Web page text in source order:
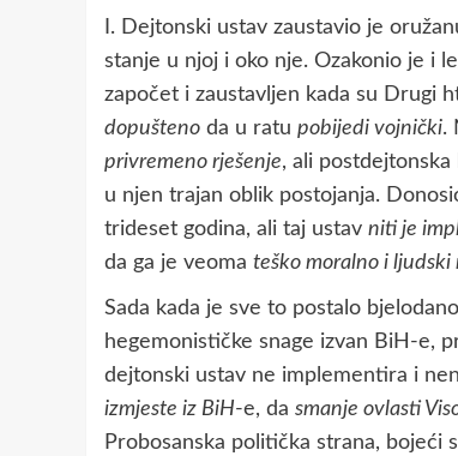
I. Dejtonski ustav zaustavio je
stanje u njoj i oko nje. Ozakonio je i
započet i zaustavljen kada su Drugi
dopušteno da u ratu pobijedi vojnički.
privremeno rješenje, ali
u njen trajan oblik postojanja.
trideset godina, ali taj ustav niti je
da ga je veoma teško moralno i
Sada kada je sve to postalo
hegemonističke snage izvan BiH-e,
dejtonski ustav ne implementira i
izmjeste iz BiH-e, da smanje ovlasti
Probosanska politička strana, bojeći